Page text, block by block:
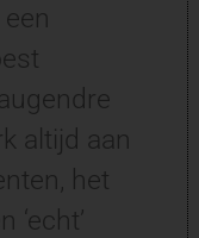
altijd aan
het
‘echt’